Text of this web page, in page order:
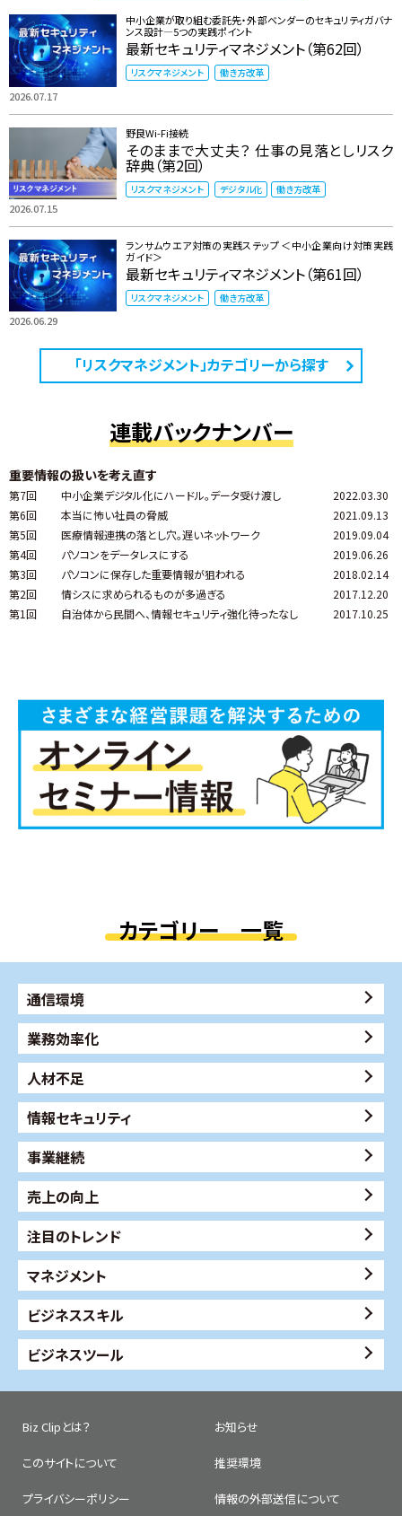
2026.07.17
中小企業が取り組む委託先・外部ベンダーのセキュリティガバナ
ンス設計―5つの実践ポイント
最新セキュリティマネジメント（第62回）
リスクマネジメント 働き方改革
2026.07.15
野良Wi-Fi接続
そのままで大丈夫？ 仕事の見落としリスク
辞典（第2回）
リスクマネジメント デジタル化 働き方改革
2026.06.29
ランサムウエア対策の実践ステップ ＜中小企業向け対策実践
ガイド＞
最新セキュリティマネジメント（第61回）
リスクマネジメント 働き方改革
「リスクマネジメント」カテゴリーから探す
連載バックナンバー
重要情報の扱いを考え直す
第7回 中小企業デジタル化にハードル。データ受け渡し
2022.03.30
第6回
本当に怖い社員の脅威
2021.09.13
第5回
医療情報連携の落とし穴。遅いネットワーク
2019.09.04
第4回
パソコンをデータレスにする
2019.06.26
第3回
パソコンに保存した重要情報が狙われる
2018.02.14
第2回
情シスに求められるものが多過ぎる
2017.12.20
第1回
自治体から民間へ、情報セキュリティ強化待ったなし 2017.10.25
カテゴリー 一覧
通信環境
業務効率化
人材不足
情報セキュリティ
事業継続
売上の向上
注目のトレンド
マネジメント
ビジネススキル
ビジネスツール
Biz Clipとは？ お知らせ
このサイトについて 推奨環境
プライバシーポリシー 情報の外部送信について